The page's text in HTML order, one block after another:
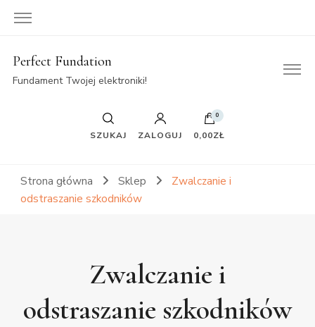
Perfect Fundation
Fundament Twojej elektroniki!
SZUKAJ ZALOGUJ
0
0,00ZŁ
Strona główna Sklep
Zwalczanie i
odstraszanie szkodników
Zwalczanie i
odstraszanie szkodników